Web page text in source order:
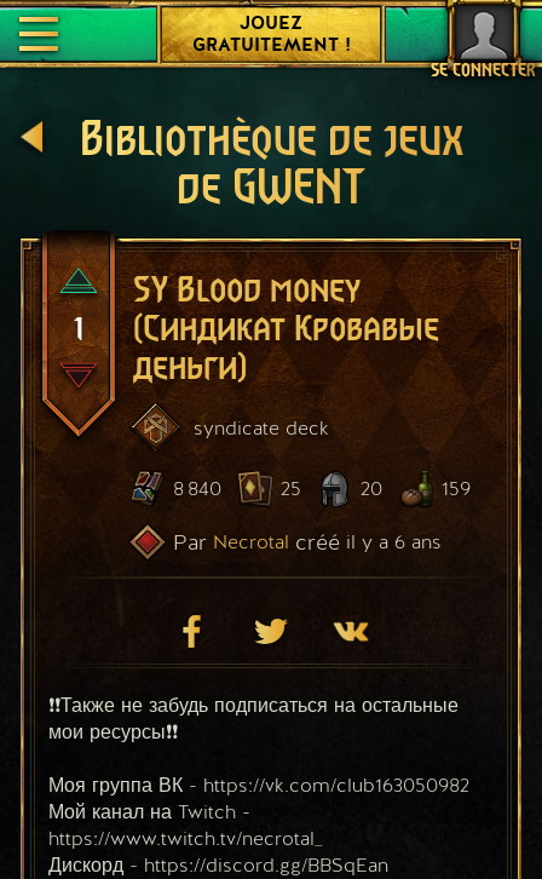
SE CONNECTER
JOUEZ
GRATUITEMENT !
Bibliothèque de jeux
de GWENT
1
SY Blood money
(Синдикат Кровавые
деньги)
syndicate deck
8 840 25 20 159
Par Necrotal créé il y a 6 ans
❗❗Также не забудь подписаться на остальные
мои ресурсы❗❗
Моя группа ВК - https://vk.com/club163050982
Мой канал на Twitch -
https://www.twitch.tv/necrotal_
Дискорд - https://discord.gg/BBSqEan